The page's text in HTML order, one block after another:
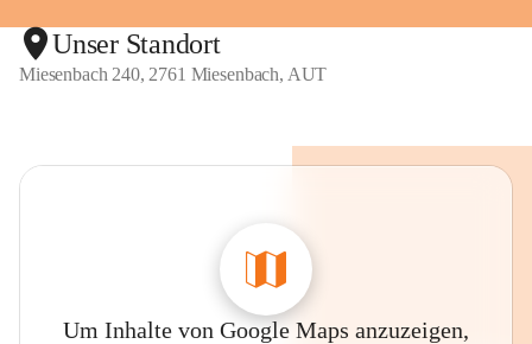
Unser Standort
Miesenbach 240, 2761 Miesenbach, AUT
Um Inhalte von Google Maps anzuzeigen,